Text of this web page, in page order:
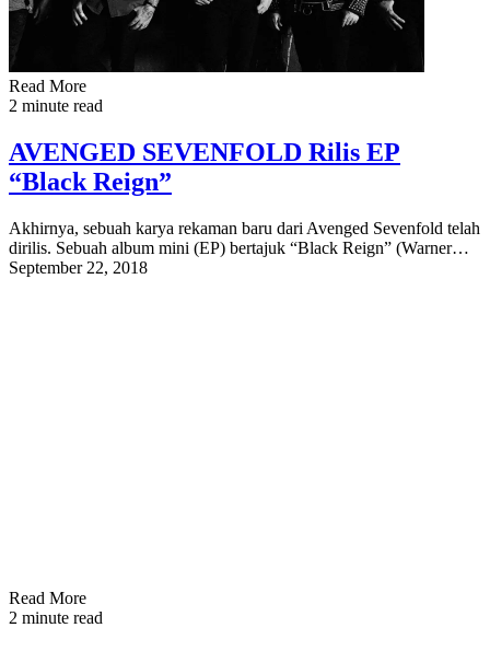
Read More
2 minute read
AVENGED SEVENFOLD Rilis EP
“Black Reign”
Akhirnya, sebuah karya rekaman baru dari Avenged Sevenfold telah
dirilis. Sebuah album mini (EP) bertajuk “Black Reign” (Warner…
September 22, 2018
Read More
2 minute read